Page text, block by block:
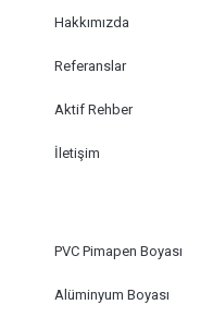
Hakkımızda
Referanslar
Aktif Rehber
İletişim
PVC Pimapen Boyası
Alüminyum Boyası